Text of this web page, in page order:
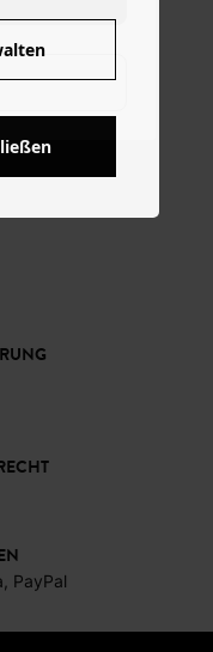
PayPal